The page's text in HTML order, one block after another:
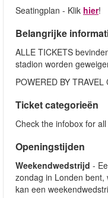
Seatingplan - Klik hier!
Belangrijke
ALLE TICKETS
stadion worden
POWERED BY TRAVEL
Ticket categorieën
Check the infobox for
Openingstijden
Weekendwedstrijd -
zondag in Londen
kan een